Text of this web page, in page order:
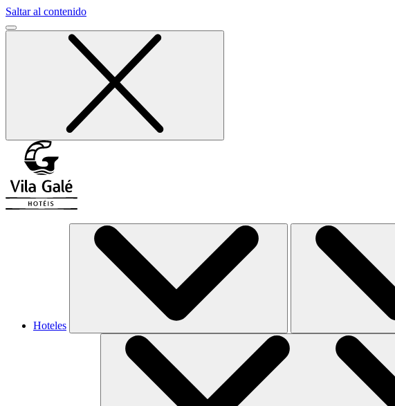
Saltar al contenido
Hoteles